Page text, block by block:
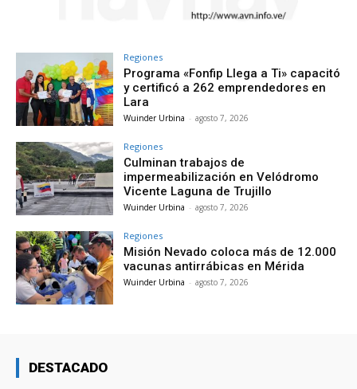
Regiones
Programa «Fonfip Llega a Ti» capacitó
y certificó a 262 emprendedores en
Lara
Wuinder Urbina - agosto 7, 2026
Regiones
Culminan trabajos de
impermeabilización en Velódromo
Vicente Laguna de Trujillo
Wuinder Urbina - agosto 7, 2026
Regiones
Misión Nevado coloca más de 12.000
vacunas antirrábicas en Mérida
Wuinder Urbina - agosto 7, 2026
DESTACADO